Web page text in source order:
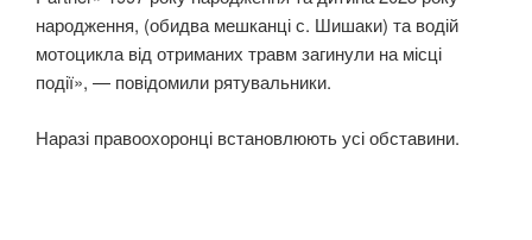
народження, (обидва мешканці с. Шишаки) та водій
мотоцикла від отриманих травм загинули на місці
події», — повідомили рятувальники.
Наразі правоохоронці встановлюють усі обставини.